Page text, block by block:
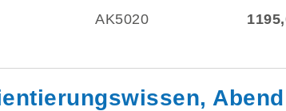
AK5020
Abend